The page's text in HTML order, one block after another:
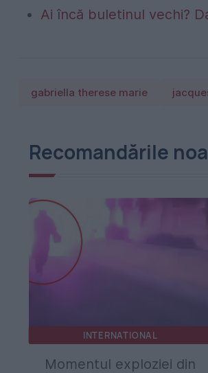
Ai încă buletinul vechi?
gabriella therese marie
Recomandările
INTERNATIONAL
Momentul exploziei din